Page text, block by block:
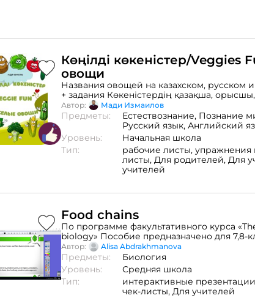
образовательных преоктов и экспертов,
автор блога в Инстаграм Про
онлайн-школы руководителей
JPFedorova, маркетолог и бизнес-коуч.
Көңілді көкеністер/Veggies
овощи
Названия овощей на казахском, русском
+ задания Көкеністердің қазақша,
атаулары + тапсырмалар
Автор: Мади Измаилов
Предметы: Естествознание, Познание
Русский язык, Английский
Уровень:
Начальная школа
Тип:
рабочие листы, упражнения
листы, Для родителей, Для
учителей
Food chains
По программе факультативного курса
biology» Пособие предназначено для 7,8-
общеобразовательной школы. 6-10
уроку, в зависимости от объема темы .
7-го класса, и поскольку биология
языке, даются наглядные задания для
учащихся к предмету. Выполняя задания
учащиеся могут убедиться, что их ответы
Автор: Alisa Abdrakhmanova
Предметы:
Биология
Уровень:
Средняя школа
Тип:
интерактивные
чек-листы, Для учителей